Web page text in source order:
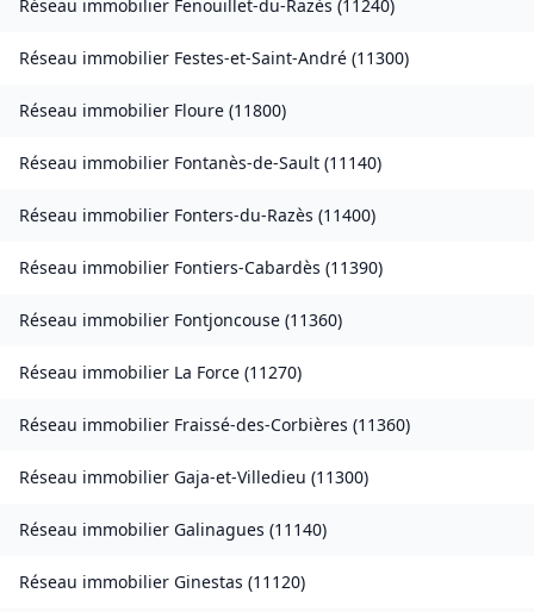
Réseau immobilier Fenouillet-du-Razès (11240)
Réseau immobilier Festes-et-Saint-André (11300)
Réseau immobilier Floure (11800)
Réseau immobilier Fontanès-de-Sault (11140)
Réseau immobilier Fonters-du-Razès (11400)
Réseau immobilier Fontiers-Cabardès (11390)
Réseau immobilier Fontjoncouse (11360)
Réseau immobilier La Force (11270)
Réseau immobilier Fraissé-des-Corbières (11360)
Réseau immobilier Gaja-et-Villedieu (11300)
Réseau immobilier Galinagues (11140)
Réseau immobilier Ginestas (11120)